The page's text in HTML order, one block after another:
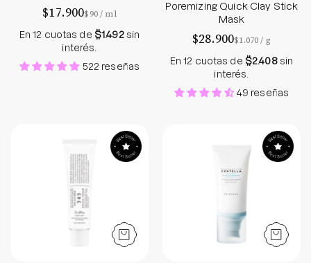
$17.900$90/ por
ml
En 12 cuotas de $1.492sin
interés.
522 reseñas
Poremizing Quick Clay Stick
Mask
$28.900$1.070/ por
g
En 12 cuotas de $2.408sin
interés.
49 reseñas
345 Relief Cream - Sokobox Madagascar